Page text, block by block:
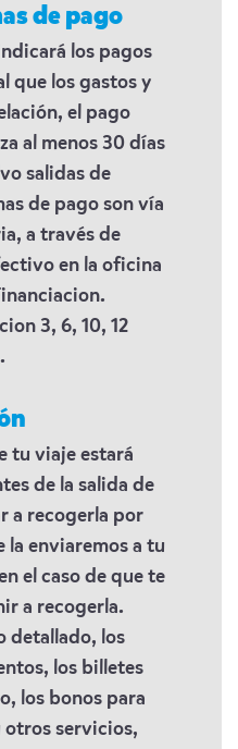
de pago
los pagos
que los gastos y
el pago
al menos 30 días
salidas de
de pago son vía
a través de
en la oficina
3, 6, 10, 12
tu viaje estará
de la salida de
a recogerla por
la enviaremos a tu
el caso de que te
a recogerla.
detallado, los
los billetes
los bonos para
otros servicios,